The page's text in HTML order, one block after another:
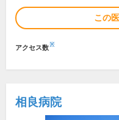
この
アクセス数※
相良病院